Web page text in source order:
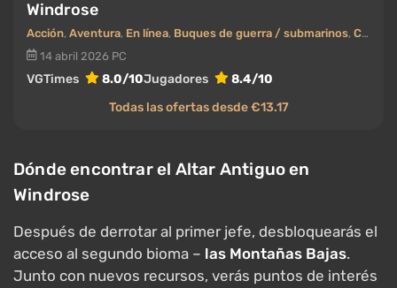
Windrose
Acción, Aventura, En línea, Buques de guerra / submarinos, Cooperativo (co-op)
14 abril 2026 PC
VGTimes 8.0/10Jugadores
8.4/10
Todas las ofertas desde €13.17
Dónde encontrar el Altar Antiguo en
Windrose
Después de derrotar al primer jefe, desbloquearás el
acceso al segundo bioma – las Montañas Bajas.
Junto con nuevos recursos, verás puntos de interés